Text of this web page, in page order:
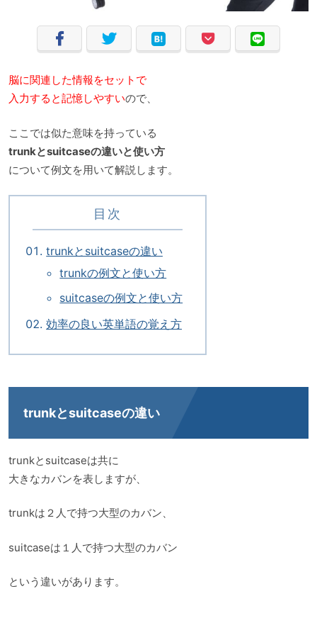
脳に関連した情報をセットで
入力すると記憶しやすいので、
ここでは似た意味を持っている
trunkとsuitcaseの違いと使い方
について例文を用いて解説します。
目次
trunkとsuitcaseの違い
trunkの例文と使い方
suitcaseの例文と使い方
効率の良い英単語の覚え方
trunkとsuitcaseの違い
trunkとsuitcaseは共に
大きなカバンを表しますが、
trunkは２人で持つ大型のカバン、
suitcaseは１人で持つ大型のカバン
という違いがあります。